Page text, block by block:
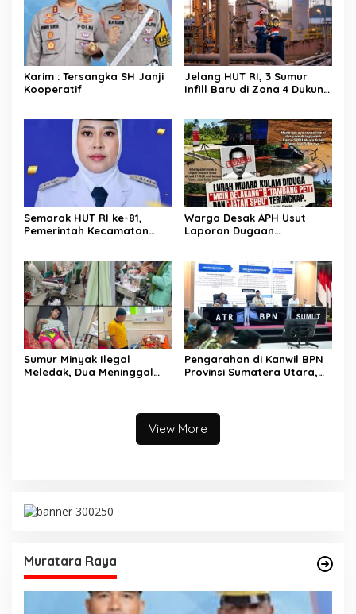
Karim : Tersangka SH Janji
Kooperatif
Jelang HUT RI, 3 Sumur
Infill Baru di Zona 4 Dukung
Semarak HUT RI ke-81,
Pemerintah Kecamatan
Warga Desak APH Usut
Laporan Dugaan
Sumur Minyak Ilegal
Meledak, Dua Meninggal
Pengarahan di Kanwil BPN
Provinsi Sumatera Utara,
Masyarakat
View More
Muratara Raya